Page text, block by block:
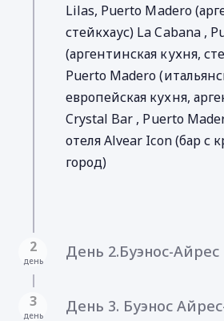
Lilas, Puerto Madero
стейкхаус) La Cabana ,
(аргентинская кухня,
Puerto Madero
европейская кухня,
Crystal Bar , Puerto
отеля Alvear Icon (бар с
город)
2
день День 2.Буэнос-Айрес
3
день День 3. Буэнос